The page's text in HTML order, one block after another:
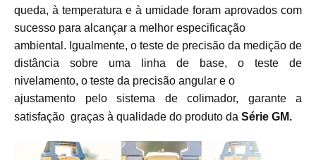
queda, à temperatura e à umidade foram aprovados com
sucesso para alcançar a melhor especificação
ambiental. Igualmente, o teste de precisão da medição de
distância sobre uma linha de base, o teste de
nivelamento, o teste da precisão angular e o
ajustamento pelo sistema de colimador, garante a
satisfação graças à qualidade do produto da Série GM.